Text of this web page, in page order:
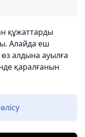
құжаттарды
Алайда еш
алдына ауылға
қаралғанын